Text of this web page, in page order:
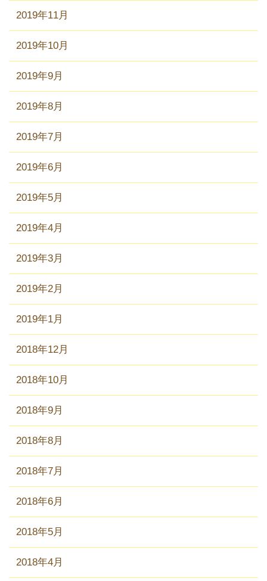
2019年11月
2019年10月
2019年9月
2019年8月
2019年7月
2019年6月
2019年5月
2019年4月
2019年3月
2019年2月
2019年1月
2018年12月
2018年10月
2018年9月
2018年8月
2018年7月
2018年6月
2018年5月
2018年4月